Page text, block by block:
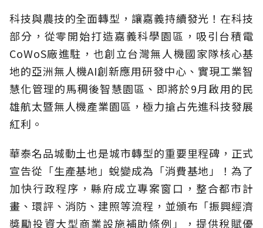
科技與農技的全面轉型，讓嘉義持續發光！在科技
部分，從零開始打造嘉義科學園區，吸引台積電
CoWoS廠進駐，也創立台灣無人機國家隊核心基
地的亞洲無人機AI創新應用研發中心、實現工業智
慧化管理的馬稠後智慧園區、即將於9月啟用的民
雄航太暨無人機產業園區，極力搶占先進科技發展
紅利。
華泰名品城動土也是城市轉型的重要里程碑，正式
宣告從「生產基地」蛻變成為「消費基地」！為了
加快行政程序，縣府成立專案窗口，整合都市計
畫、環評、消防、建照等流程，並頒布「振興經濟
獎勵投資大型商業設施補助條例」，提供稅賦優